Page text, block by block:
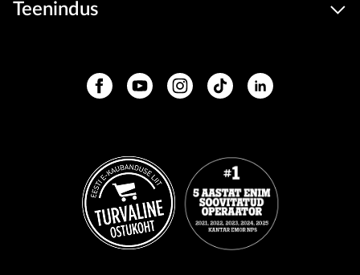
Teenindus